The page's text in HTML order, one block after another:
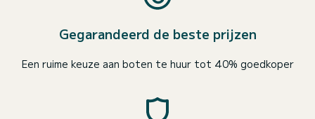
Gegarandeerd de beste prijzen
Een ruime keuze aan boten te huur tot 40% goedkoper